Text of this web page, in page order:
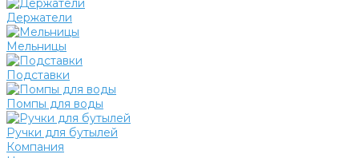
Держатели
Мельницы
Подставки
Помпы для воды
Ручки для бутылей
Компания